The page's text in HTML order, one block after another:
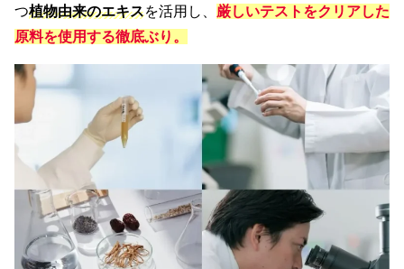
つ植物由来のエキスを活用し、 厳しいテストをクリアした
原料を使用する徹底ぶり。